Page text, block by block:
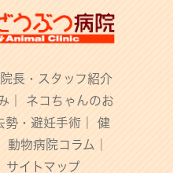
長・スタッフ紹介
ネコちゃんのお
勢・避妊手術｜
健
動物病院コラム
サイトマップ